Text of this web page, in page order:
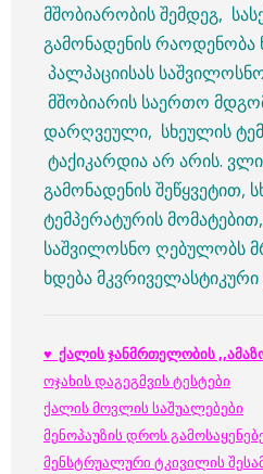
მშობიარობის შემდეგ,
გამონადენის რაოდენობა
პალპაციისას
მშობიარის საერთო
დარღვეული, სხეულის
ტაქიკარდია არ არის.
გამონადენის შეწყვეტით,
ტემპერატურის მომატებით,
საშვილოსნო ღებულობს
ხდება მკვრიველასტიკური
♥ ქალის ჯანმრთელობის
ოჯახის დაგეგმვის ტესტები
ქალის მოვლის საშუალებები
მენოპაუზის დროს
მენსტრუალური ტკივილის